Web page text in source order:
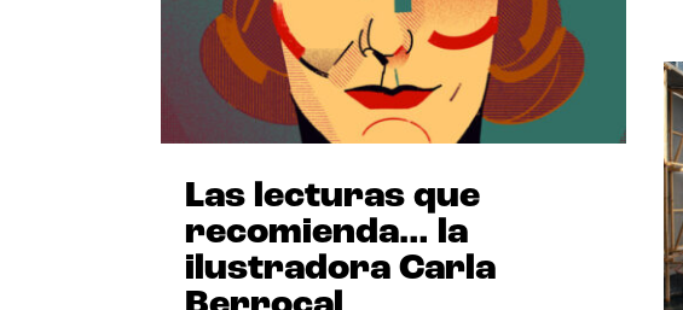
Las lecturas que
recomienda… la
ilustradora Carla